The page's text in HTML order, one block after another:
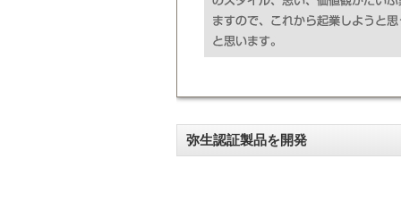
弥生認証製品を開発